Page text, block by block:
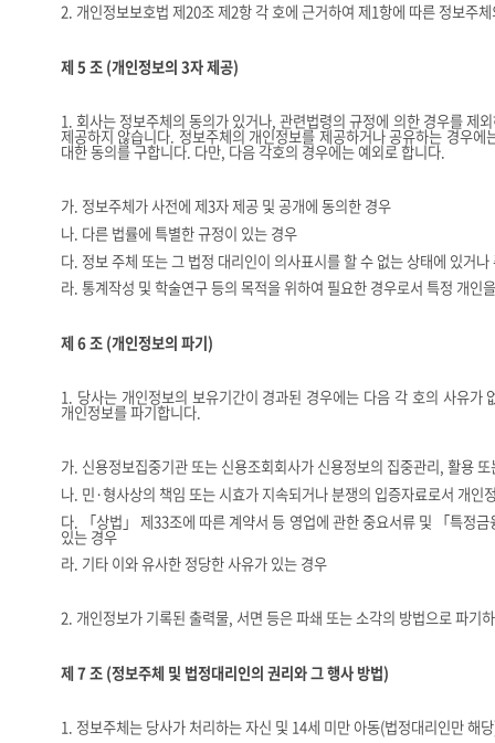
2. 개인정보보호법 제20조 제2항 각 호에 근거하여 제1항에 따른 정보주
제 5 조 (개인정보의 3자 제공)
1. 회사는 정보주체의 동의가 있거나,관련법령의 규정에 의한 경우를 제
제공하지 않습니다. 정보주체의 개인정보를 제공하거나 공유하는 경우
대한 동의를 구합니다. 다만, 다음 각호의 경우에는 예외로 합니다.
가. 정보주체가 사전에 제3자 제공 및 공개에 동의한 경우
나. 다른 법률에 특별한 규정이 있는 경우
다 정보 주체 또는 그 법정 대리인이 의사표시를 할 수 없는 상태에 있거
라. 통계작성 및 학술연구 등의 목적을 위하여 필요한 경우로서 특정 개인
제 6 조 (개인정보의 파기)
1. 당사는 개인정보의 보유기간이 경과된 경우에는 다음 각 호의 사유가
개인정보를 파기합니다.
가. 신용정보집중기관 또는 신용조회회사가 신용정보의 집중관리, 활용 또
나. 민 ·형사상의 책임 또는 시효가 지속되거나 분쟁의 입증자료로서 개인
다
「상법 」 제33조에 따른 계약서 등 영업에 관한 중요서류 및 「특정금
있는 경우
라. 기타 이와 유사한 정당한 사유가 있는 경우
2. 개인정보가 기록된 출력물, 서면 등은 파쇄 또는 소각의 방법으로 파기
제 7 조 (정보주체 및 법정대리인의 권리와 그 행사 방법)
1. 정보주체는 당사가 처리하는 자신 및 14세 미만 아동(법정대리인만 해당